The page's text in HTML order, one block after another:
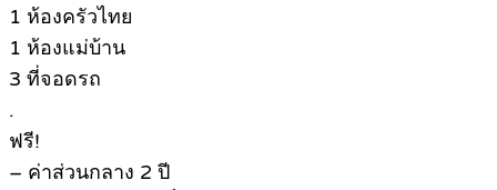
1 ห้องครัวไทย
1 ห้องแม่บ้าน
3 ที่จอดรถ
.
ฟรี!
– ค่าส่วนกลาง 2 ปี